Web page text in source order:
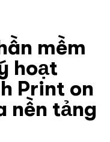
mềm
hoạt
Print on
nền tảng